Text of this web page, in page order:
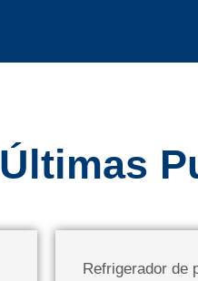
Últimas
Refrigerador de